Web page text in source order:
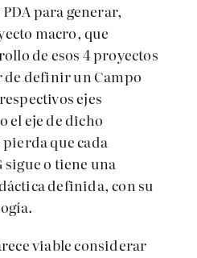
para generar,
macro, que
de esos 4 proyectos
de definir un Campo
ejes
el eje de dicho
que cada
sigue o tiene una
definida, con su
viable considerar